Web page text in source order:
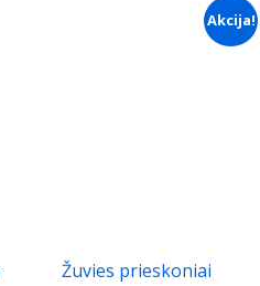
Akcija!
Žuvies prieskoniai